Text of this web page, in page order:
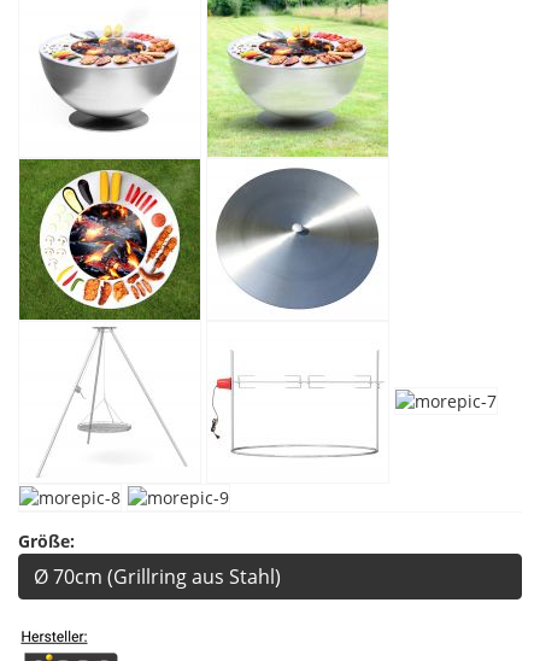
Größe:
Ø 70cm (Grillring aus Stahl)